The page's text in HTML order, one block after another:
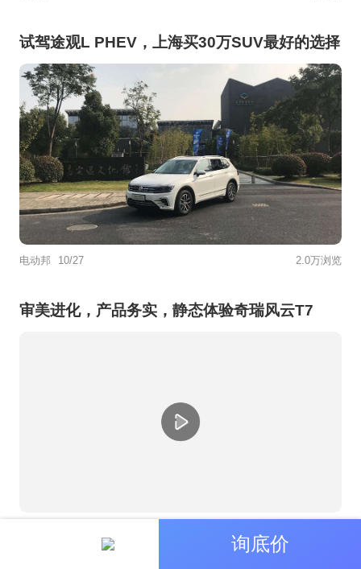
试驾途观L PHEV，上海买30万SUV最好的选择
电动邦 10/27 2.0万浏览
审美进化，产品务实，静态体验奇瑞风云T7
询底价